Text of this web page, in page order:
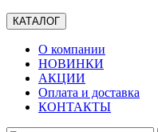
КАТАЛОГ
О компании
НОВИНКИ
АКЦИИ
Оплата и доставка
КОНТАКТЫ